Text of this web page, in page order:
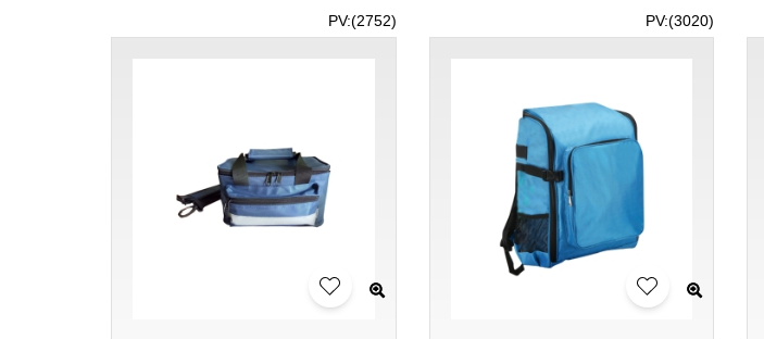
PV:(2752) PV:(3020)